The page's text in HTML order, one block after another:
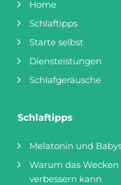
Home
Schlaftipps
Starte selbst
Diensteistungen
Schlafgeräusche
Schlaftipps
Melatonin und
Warum das Wecken
verbessern kann